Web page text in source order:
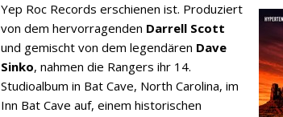
Yep Roc Records erschienen ist. Produziert
von dem hervorragenden Darrell Scott
und gemischt von dem legendären Dave
Sinko, nahmen die Rangers ihr 14.
Studioalbum in Bat Cave, North Carolina, im
Inn Bat Cave auf, einem historischen